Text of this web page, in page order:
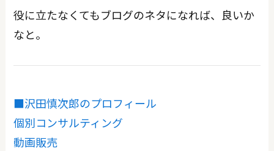
役に立たなくてもブログのネタになれば、良いか
なと。
■沢田慎次郎のプロフィール
個別コンサルティング
動画販売